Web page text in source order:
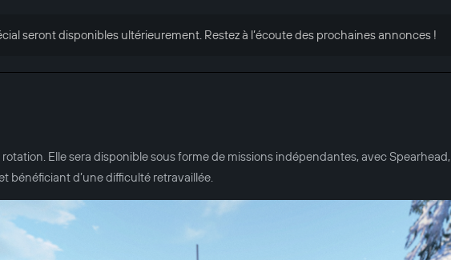
seront disponibles ultérieurement. Restez à l’écoute des prochaines annonces !
Elle sera disponible sous forme de missions indépendantes, avec Spearhead,
bénéficiant d’une difficulté retravaillée.